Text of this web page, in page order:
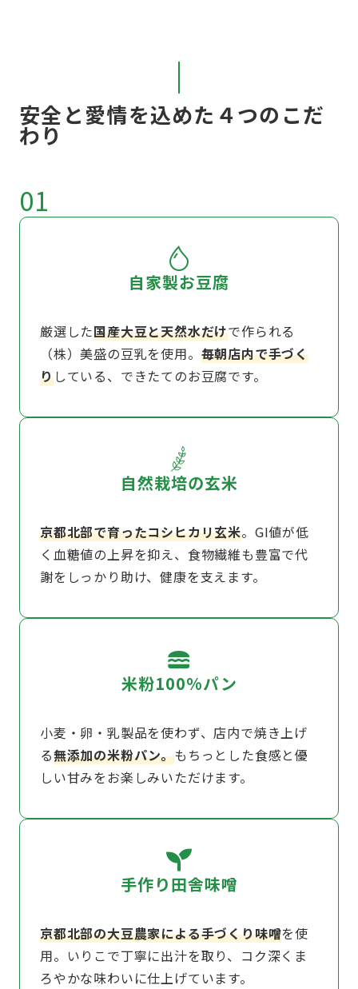
安全と愛情を込めた４つのこだ
わり
01
自家製お豆腐
厳選した国産大豆と天然水だけで作られる
（株）美盛の豆乳を使用。 毎朝店内で手づく
りしている、できたてのお豆腐です。
02
自然栽培の玄米
京都北部で育ったコシヒカリ玄米。GI値が低
く血糖値の上昇を抑え、食物繊維も豊富で代
謝をしっかり助け、健康を支えます。
03
米粉100%パン
小麦・卵・乳製品を使わず、店内で焼き上げ
る無添加の米粉パン。もちっとした食感と優
しい甘みをお楽しみいただけます。
04
手作り田舎味噌
京都北部の大豆農家による手づくり味噌を使
用。いりこで丁寧に出汁を取り、コク深くま
ろやかな味わいに仕上げています。